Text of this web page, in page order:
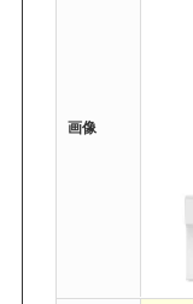
画像